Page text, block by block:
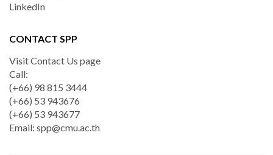
LinkedIn
CONTACT SPP
Visit Contact Us page
Call:
(+66) 98 815 3444
(+66) 53 943676
(+66) 53 943677
Email: spp@cmu.ac.th